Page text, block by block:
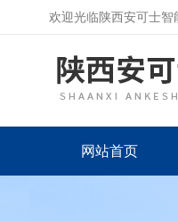
欢迎光临陕西安可士智
网站首页